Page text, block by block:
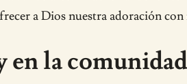
a Dios nuestra adoración
en la